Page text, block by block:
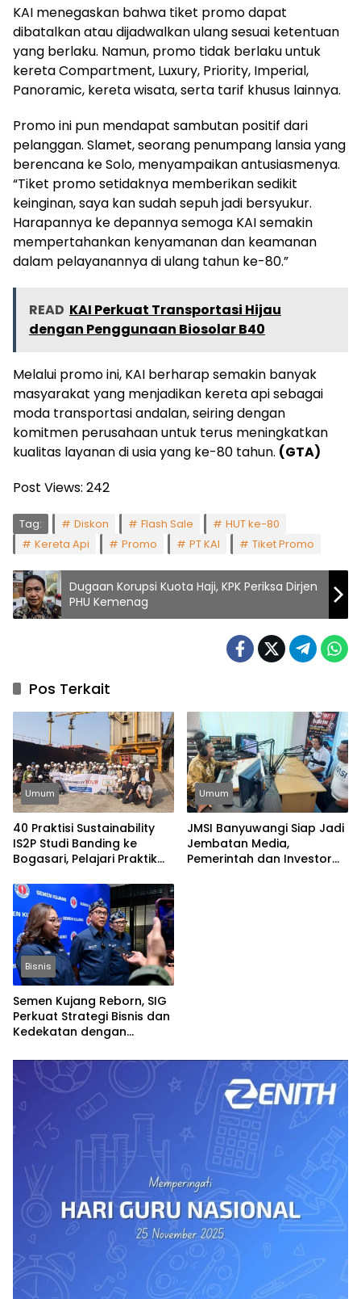
KAI menegaskan bahwa tiket promo dapat
dibatalkan atau dijadwalkan ulang sesuai ketentuan
yang berlaku. Namun, promo tidak berlaku untuk
kereta Compartment, Luxury, Priority, Imperial,
Panoramic, kereta wisata, serta tarif khusus lainnya.
Promo ini pun mendapat sambutan positif dari
pelanggan. Slamet, seorang penumpang lansia yang
berencana ke Solo, menyampaikan antusiasmenya.
“Tiket promo setidaknya memberikan sedikit
keinginan, saya kan sudah sepuh jadi bersyukur.
Harapannya ke depannya semoga KAI semakin
mempertahankan kenyamanan dan keamanan
dalam pelayanannya di ulang tahun ke-80.”
READ KAI Perkuat Transportasi Hijau
dengan Penggunaan Biosolar B40
Melalui promo ini, KAI berharap semakin banyak
masyarakat yang menjadikan kereta api sebagai
moda transportasi andalan, seiring dengan
komitmen perusahaan untuk terus meningkatkan
kualitas layanan di usia yang ke-80 tahun. (GTA)
Post Views: 242
Tag: Diskon Flash Sale
HUT ke-80
Kereta Api
Promo PT KAI Tiket Promo
Dugaan Korupsi Kuota Haji, KPK Periksa Dirjen
PHU Kemenag
Pos Terkait
Umum
40 Praktisi Sustainability
IS2P Studi Banding ke
Bogasari, Pelajari Praktik
Umum
JMSI Banyuwangi Siap Jadi
Jembatan Media,
Pemerintah dan Investor
Bisnis
Semen Kujang Reborn, SIG
Perkuat Strategi Bisnis dan
Kedekatan dengan